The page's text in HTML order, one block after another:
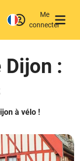
Me
connecter
:
à vélo !